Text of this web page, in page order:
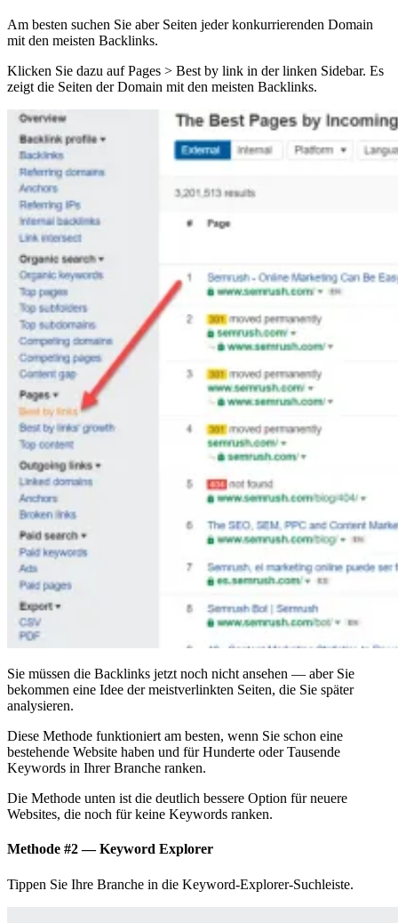
Am besten suchen Sie aber Seiten jeder konkurrierenden Domain
mit den meisten Backlinks.
Klicken Sie dazu auf Pages > Best by link in der linken Sidebar. Es
zeigt die Seiten der Domain mit den meisten Backlinks.
Sie müssen die Backlinks jetzt noch nicht ansehen — aber Sie
bekommen eine Idee der meistverlinkten Seiten, die Sie später
analysieren.
Diese Methode funktioniert am besten, wenn Sie schon eine
bestehende Website haben und für Hunderte oder Tausende
Keywords in Ihrer Branche ranken.
Die Methode unten ist die deutlich bessere Option für neuere
Websites, die noch für keine Keywords ranken.
Methode #2 — Keyword Explorer
Tippen Sie Ihre Branche in die Keyword-Explorer-Suchleiste.